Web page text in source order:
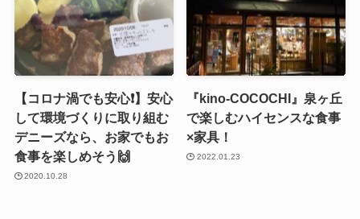
【コロナ渦でも安心❗️】安心
して環境づくりに取り組む
デニーズなら、お家でもお
食事を楽しめそう🙌
2020.10.28
『kino-COCOCHI』泉ヶ丘
で楽しむハイセンスな食事
×家具！
2022.01.23